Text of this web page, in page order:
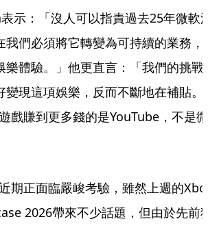
示：「沒人可以指責過去25年微軟
我們必須將它轉變為可持續的業務，
樂體驗。」他更直言：「我們的挑戰
變現這項娛樂，反而不斷地在補貼。
戲賺到更多錢的是YouTube，不是微
期正面臨嚴峻考驗，雖然上週的
2026帶來不少話題，但由於先前